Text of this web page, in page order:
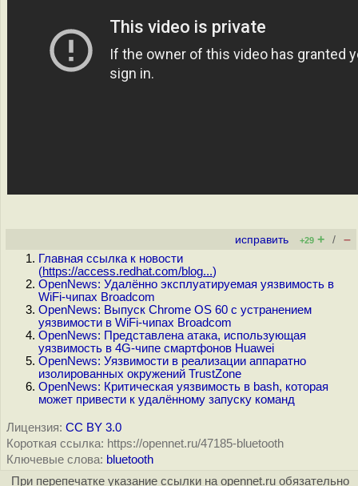
исправить +29 + / –
Главная ссылка к новости
(https://access.redhat.com/blog...)
OpenNews: Удалённо эксплуатируемая уязвимость в
WiFi-чипах Broadcom
OpenNews: Выпуск Chrome OS 60 с устранением
уязвимости в WiFi-чипах Broadcom
OpenNews: Представлена атака, использующая
уязвимость в 4G-чипе смартфонов Huawei
OpenNews: Уязвимости в реализации аппаратно
изолированных окружений TrustZone
OpenNews: Критическая уязвимость в bash, которая
может привести к удалённому запуску команд
Лицензия: CC BY 3.0
Короткая ссылка: https://opennet.ru/47185-bluetooth
Ключевые слова: bluetooth
При перепечатке указание ссылки на opennet.ru обязательно